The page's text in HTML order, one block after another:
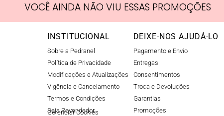
VOCÊ AINDA NÃO VIU ESSAS PROMOÇÕES
INSTITUCIONAL
Sobre a Pedranel
Política de Privacidade
Modificações e Atualizações
Vigência e Cancelamento
Termos e Condições
Seja Revendedor
Gerenciar Cookies​
DEIXE-NOS AJUDÁ-LO
Pagamento e Envio
Entregas
Consentimentos
Troca e Devoluções
Garantias
Promoções